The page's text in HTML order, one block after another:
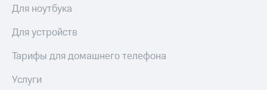
Для ноутбука
Для устройств
Тарифы для домашнего телефона
Услуги